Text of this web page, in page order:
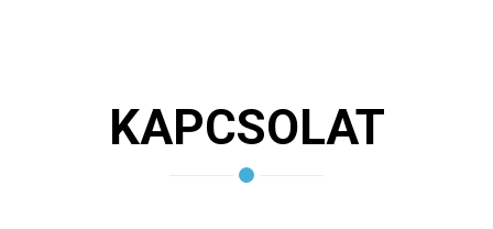
KAPCSOLAT